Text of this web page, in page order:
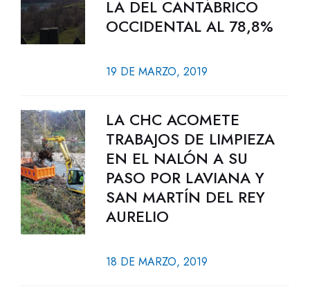
LA DEL CANTÁBRICO
OCCIDENTAL AL 78,8%
19 DE MARZO, 2019
LA CHC ACOMETE
TRABAJOS DE LIMPIEZA
EN EL NALÓN A SU
PASO POR LAVIANA Y
SAN MARTÍN DEL REY
AURELIO
18 DE MARZO, 2019